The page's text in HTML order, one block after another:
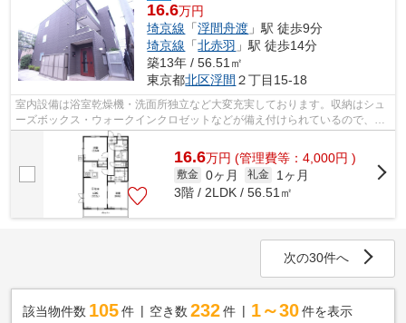
16.6万円
埼京線 「浮間舟渡 」駅 徒歩9分
埼京線 「北赤羽 」駅 徒歩14分
築13年 / 56.51㎡
東京都北区浮間 ２丁目15-18
室内設備は浴室乾燥機・洗面所独立など大変充実しております。収納はシュ
ーズボックス・ウォークインクロゼットなどが備え付けられているので、衣
類や日用品の収納に重宝します。セキ...
16.6万円 (管理費等：4,000円 )
敷金 0ヶ月 礼金
1ヶ月
3階 / 2LDK / 56.51㎡
次の30件へ
該当物件数 105件 空き数 232 件 1～30 件を表示